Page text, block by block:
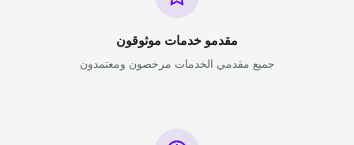
مقدمو خدمات موثوقون
جميع مقدمي الخدمات مرخصون ومعتمدون